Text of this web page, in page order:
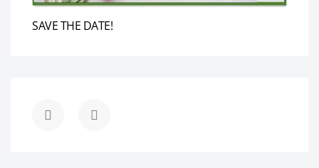
SAVE THE DATE!